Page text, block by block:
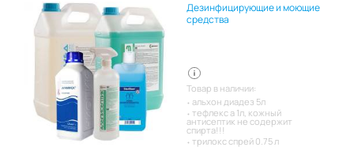
Дезинфицирующие и моющие
средства
Товар в наличии:
альхон диадез 5л
тефлекс а 1л, кожный
антисептик не содержит
спирта!!!
трилокс спрей 0.75 л